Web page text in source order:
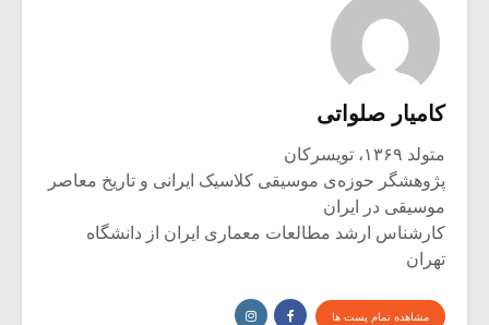
کامیار صلواتی
متولد ۱۳۶۹، تویسرکان
پژوهشگر حوزه‌ی موسیقی کلاسیک ایرانی و تاریخ معاصر
موسیقی در ایران
کارشناس ارشد مطالعات معماری ایران از دانشگاه
تهران
مشاهده تمام پست ها